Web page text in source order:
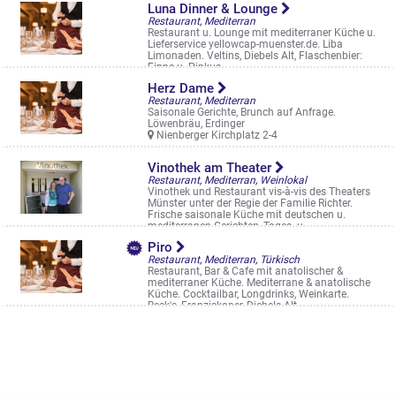
Luna Dinner & Lounge
Restaurant, Mediterran
Restaurant u. Lounge mit mediterraner Küche u.
Lieferservice yellowcap-muenster.de. Liba
Limonaden. Veltins, Diebels Alt, Flaschenbier:
Finne u. Pinkus
Hammer Str. 35
Herz Dame
Restaurant, Mediterran
Saisonale Gerichte, Brunch auf Anfrage.
Löwenbräu, Erdinger
Nienberger Kirchplatz 2-4
Vinothek am Theater
Restaurant, Mediterran, Weinlokal
Vinothek und Restaurant vis-à-vis des Theaters
Münster unter der Regie der Familie Richter.
Frische saisonale Küche mit deutschen u.
mediterranen Gerichten, Tages- u. ...
Neubrückenstraße 16
Piro
Restaurant, Mediterran, Türkisch
Restaurant, Bar & Cafe mit anatolischer &
mediterraner Küche. Mediterrane & anatolische
Küche. Cocktailbar, Longdrinks, Weinkarte.
Beck's, Franziskaner, Diebels Alt